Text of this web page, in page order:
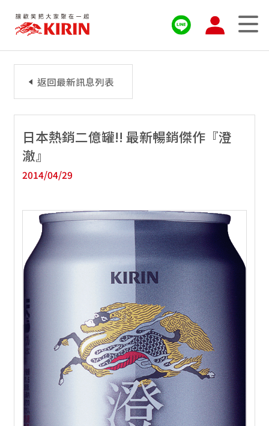
日本熱銷二億罐!! 最新暢銷傑作『澄
澈』
2014/04/29
返回最新訊息列表